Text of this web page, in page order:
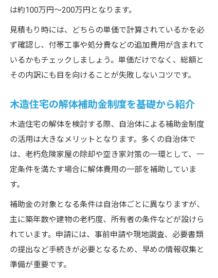
は約100万円～200万円となります。
見積もり時には、どちらの単価で計算されているかを必
ず確認し、付帯工事や処分費などの追加費用が含まれて
いるかもチェックしましょう。単価だけでなく、総額と
その内訳にも目を向けることが失敗しないコツです。
木造住宅の解体補助金制度を基礎から紹介
木造住宅の解体を検討する際、自治体による補助金制度
の活用は大きなメリットとなります。多くの自治体で
は、老朽危険家屋の除却や空き家対策の一環として、一
定条件を満たす場合に解体費用の一部を補助していま
す。
補助金の対象となる条件は自治体ごとに異なりますが、
主に築年数や建物の老朽度、所有者の条件などが設けら
れています。申請には、事前申請や現地調査、必要書類
の提出など手続きが必要となるため、早めの情報収集と
準備が重要です。